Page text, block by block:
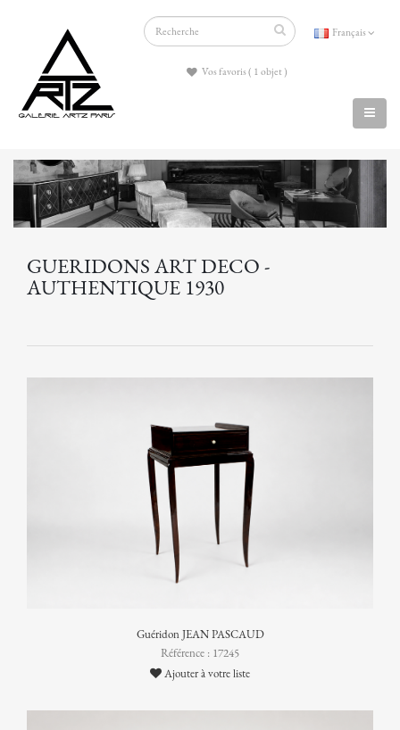
Français
Vos favoris ( 1 objet )
GUERIDONS ART DECO -
AUTHENTIQUE 1930
Guéridon JEAN PASCAUD
Référence : 17245
Ajouter à votre liste